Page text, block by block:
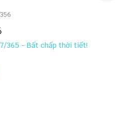
365 - Bất chấp thời tiết!